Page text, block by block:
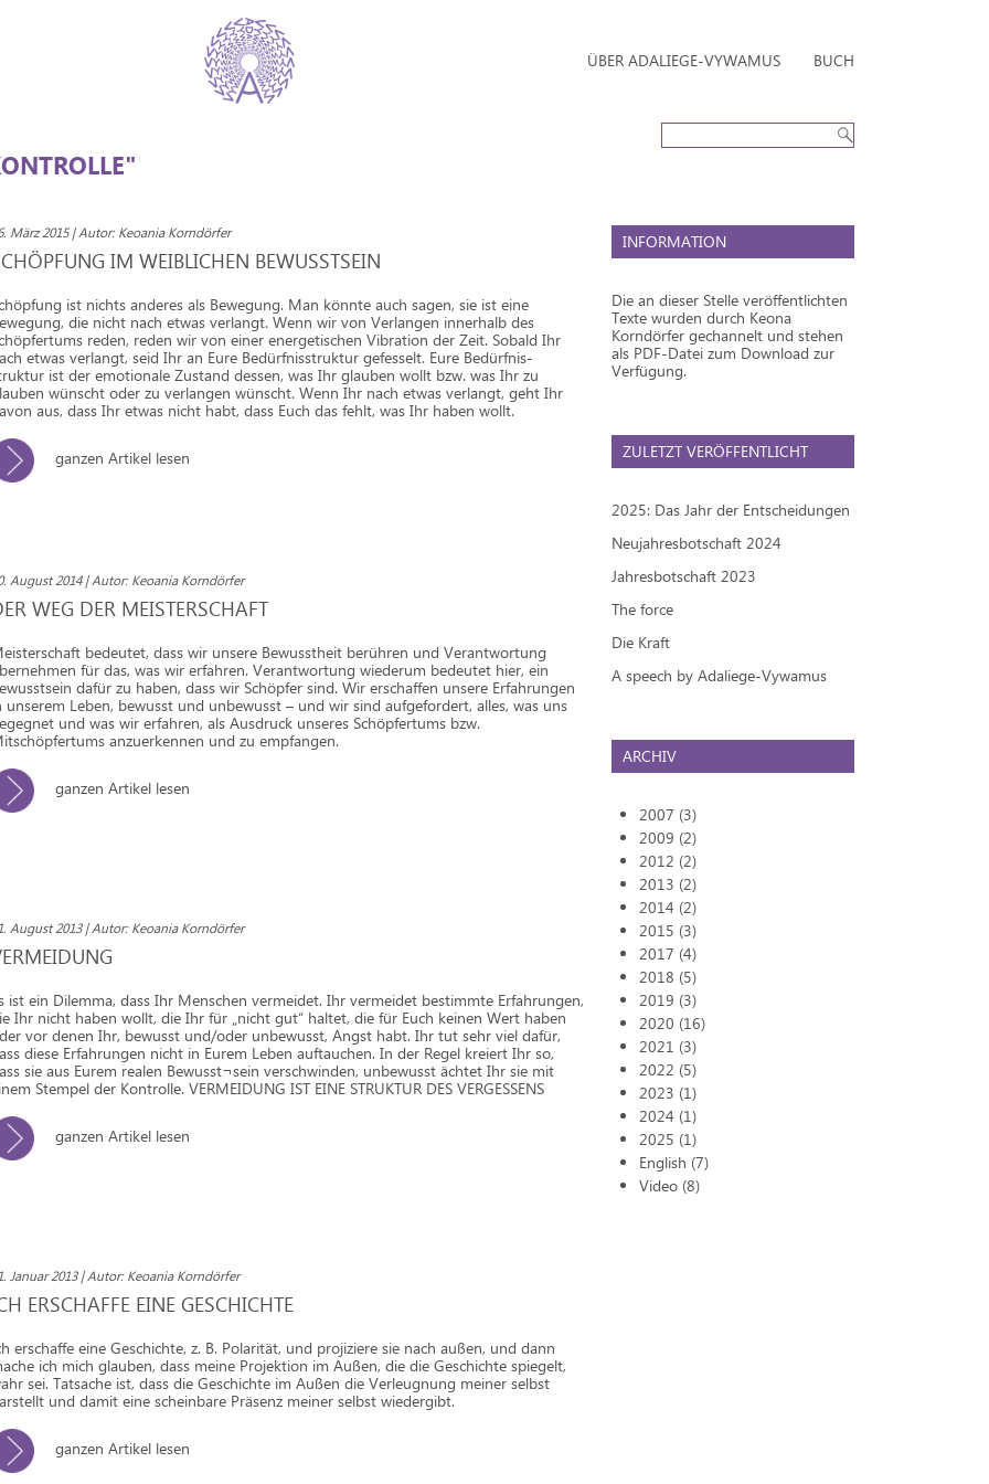
ÜBER ADALIEGE-VYWAMUS BUCH
März 2015 | Autor: Keoania Korndörfer
IM WEIBLICHEN BEWUSSTSEIN
ist nichts anderes als Bewegung. Man könnte auch sagen, sie ist eine
die nicht nach etwas verlangt. Wenn wir von Verlangen innerhalb des
reden, reden wir von einer energetischen Vibration der Zeit. Sobald Ihr
etwas verlangt, seid Ihr an Eure Bedürfnisstruktur gefesselt. Eure Bedürfnis-
ist der emotionale Zustand dessen, was Ihr glauben wollt bzw. was Ihr zu
wünscht oder zu verlangen wünscht. Wenn Ihr nach etwas verlangt, geht Ihr
aus, dass Ihr etwas nicht habt, dass Euch das fehlt, was Ihr haben wollt.
ganzen Artikel lesen
August 2014 | Autor: Keoania Korndörfer
WEG DER MEISTERSCHAFT
bedeutet, dass wir unsere Bewusstheit berühren und Verantwortung
für das, was wir erfahren. Verantwortung wiederum bedeutet hier, ein
dafür zu haben, dass wir Schöpfer sind. Wir erschaffen unsere Erfahrungen
unserem Leben, bewusst und unbewusst – und wir sind aufgefordert, alles, was uns
und was wir erfahren, als Ausdruck unseres Schöpfertums bzw.
anzuerkennen und zu empfangen.
ganzen Artikel lesen
August 2013 | Autor: Keoania Korndörfer
ist ein Dilemma, dass Ihr Menschen vermeidet. Ihr vermeidet bestimmte Erfahrungen,
Ihr nicht haben wollt, die Ihr für „nicht gut“ haltet, die für Euch keinen Wert haben
vor denen Ihr, bewusst und/oder unbewusst, Angst habt. Ihr tut sehr viel dafür,
diese Erfahrungen nicht in Eurem Leben auftauchen. In der Regel kreiert Ihr so,
sie aus Eurem realen Bewusst¬sein verschwinden, unbewusst ächtet Ihr sie mit
Stempel der Kontrolle. VERMEIDUNG IST EINE STRUKTUR DES VERGESSENS
ganzen Artikel lesen
Januar 2013 | Autor: Keoania Korndörfer
ERSCHAFFE EINE GESCHICHTE
erschaffe eine Geschichte, z. B. Polarität, und projiziere sie nach außen, und dann
ich mich glauben, dass meine Projektion im Außen, die die Geschichte spiegelt,
sei. Tatsache ist, dass die Geschichte im Außen die Verleugnung meiner selbst
und damit eine scheinbare Präsenz meiner selbst wiedergibt.
ganzen Artikel lesen
INFORMATION
Die an dieser Stelle veröffentlichten
Texte wurden durch Keona
Korndörfer gechannelt und stehen
als PDF-Datei zum Download zur
Verfügung.
ZULETZT VERÖFFENTLICHT
2025: Das Jahr der Entscheidungen
Neujahresbotschaft 2024
Jahresbotschaft 2023
The force
Die Kraft
A speech by Adaliege-Vywamus
ARCHIV
2007 (3)
2009 (2)
2012 (2)
2013 (2)
2014 (2)
2015 (3)
2017 (4)
2018 (5)
2019 (3)
2020 (16)
2021 (3)
2022 (5)
2023 (1)
2024 (1)
2025 (1)
English (7)
Video (8)